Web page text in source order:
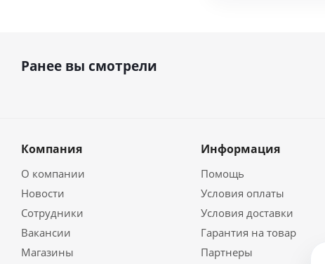
Ранее вы смотрели
Компания
О компании
Новости
Сотрудники
Вакансии
Магазины
Информация
Помощь
Условия оплаты
Условия доставки
Гарантия на товар
Партнеры